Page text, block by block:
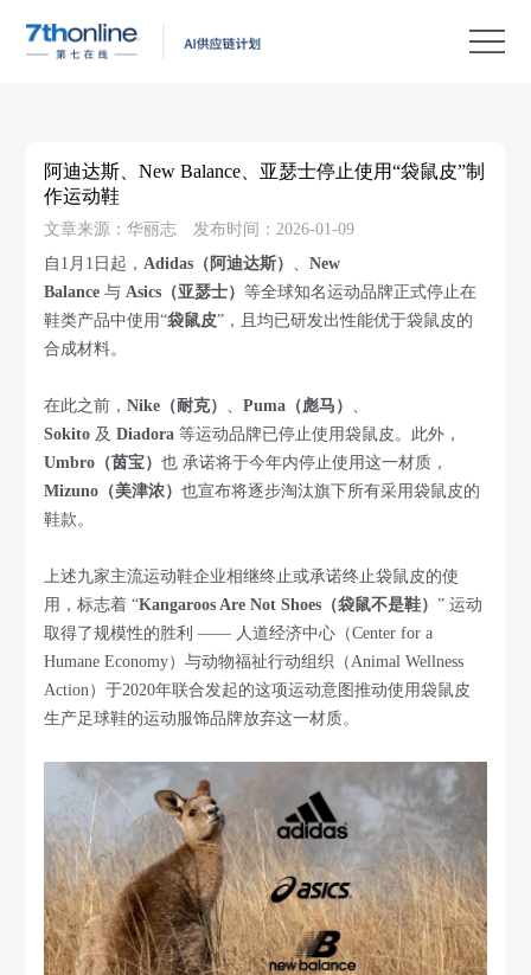
阿迪达斯、New Balance、亚瑟士停止使用“袋鼠皮”制
作运动鞋
文章来源：华丽志
发布时间：2026-01-09
自1月1日起，Adidas（阿迪达斯） 、New
Balance 与Asics（亚瑟士）等全球知名运动品牌正式停止在
鞋类产品中使用“袋鼠皮”，且均已研发出性能优于袋鼠皮的
合成材料。
在此之前，Nike（耐克） 、Puma（彪马） 、
Sokito 及Diadora 等运动品牌已停止使用袋鼠皮。此外，
Umbro（茵宝）也 承诺将于今年内停止使用这一材质，
Mizuno（美津浓）也宣布将逐步淘汰旗下所有采用袋鼠皮的
鞋款。
上述九家主流运动鞋企业相继终止或承诺终止袋鼠皮的使
用，标志着 “Kangaroos Are Not Shoes（袋鼠不是鞋）” 运动
取得了规模性的胜利 —— 人道经济中心（Center for a
Humane Economy）与动物福祉行动组织（Animal Wellness
Action）于2020年联合发起的这项运动意图推动使用袋鼠皮
生产足球鞋的运动服饰品牌放弃这一材质。